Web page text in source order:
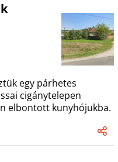
egy párhetes
cigánytelepen
elbontott kunyhójukba.